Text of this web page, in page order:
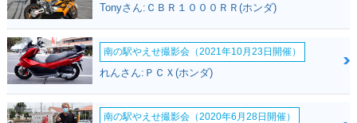
Tonyさん:ＣＢＲ１０００ＲＲ(ホンダ)
南の駅やえせ撮影会（2021年10月23日開催）
れんさん:ＰＣＸ(ホンダ)
南の駅やえせ撮影会（2020年6月28日開催）